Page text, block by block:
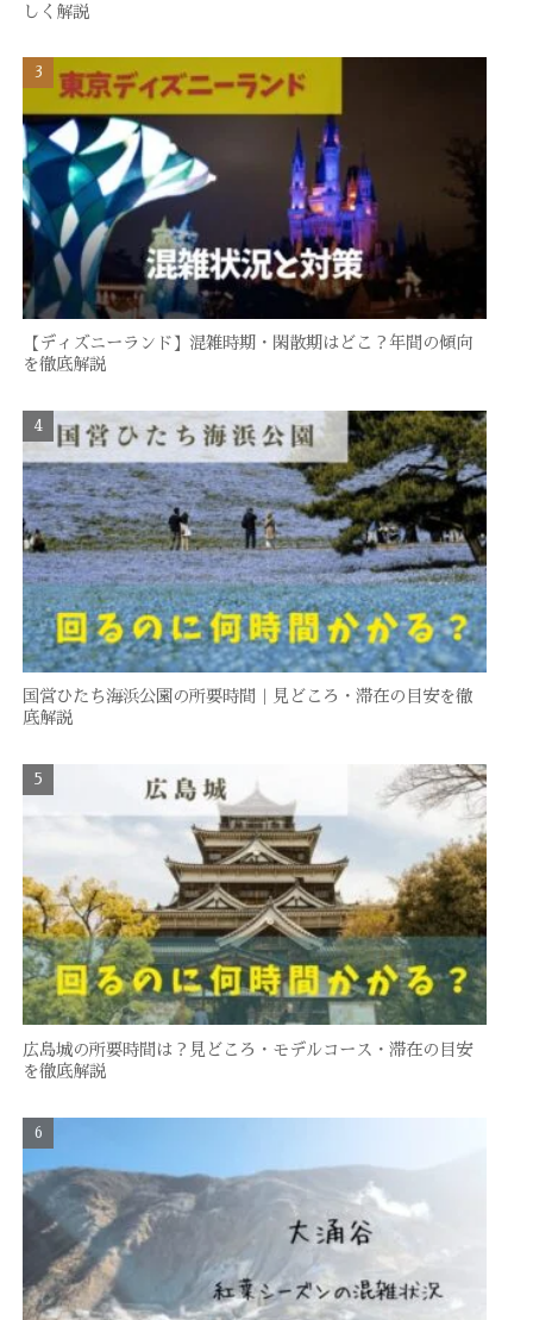
しく解説
【ディズニーランド】混雑時期・閑散期はどこ？年間の傾向
を徹底解説
国営ひたち海浜公園の所要時間｜見どころ・滞在の目安を徹
底解説
広島城の所要時間は？見どころ・モデルコース・滞在の目安
を徹底解説